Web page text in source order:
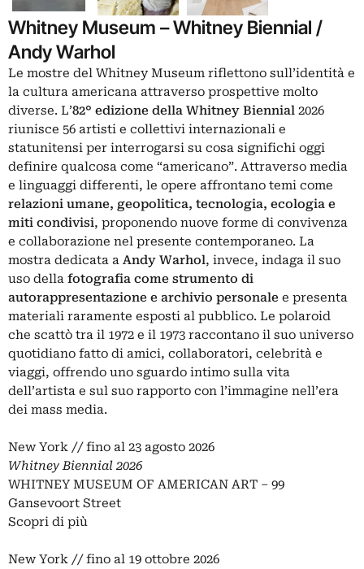
Whitney Museum – Whitney Biennial /
Andy Warhol
Le mostre del Whitney Museum riflettono sull’identità e
la cultura americana attraverso prospettive molto
diverse. L’82° edizione della Whitney Biennial 2026
riunisce 56 artisti e collettivi internazionali e
statunitensi per interrogarsi su cosa significhi oggi
definire qualcosa come “americano”. Attraverso media
e linguaggi differenti, le opere affrontano temi come
relazioni umane, geopolitica, tecnologia, ecologia e
miti condivisi, proponendo nuove forme di convivenza
e collaborazione nel presente contemporaneo. La
mostra dedicata a Andy Warhol, invece, indaga il suo
uso della fotografia come strumento di
autorappresentazione e archivio personale e presenta
materiali raramente esposti al pubblico. Le polaroid
che scattò tra il 1972 e il 1973 raccontano il suo universo
quotidiano fatto di amici, collaboratori, celebrità e
viaggi, offrendo uno sguardo intimo sulla vita
dell’artista e sul suo rapporto con l’immagine nell’era
dei mass media.
New York // fino al 23 agosto 2026
Whitney Biennial 2026
WHITNEY MUSEUM OF AMERICAN ART – 99
Gansevoort Street
Scopri di più
New York // fino al 19 ottobre 2026